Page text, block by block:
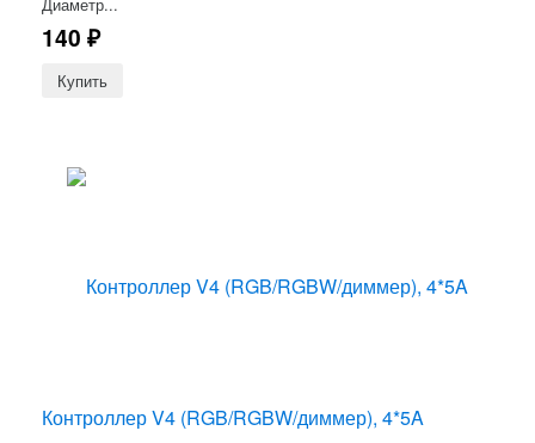
140 ₽
Контроллер V4 (RGB/RGBW/диммер), 4*5A